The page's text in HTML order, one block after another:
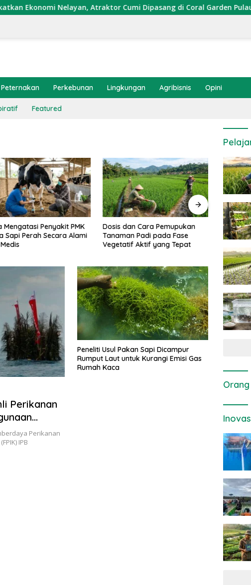
Nelayan, Atraktor Cumi Dipasang di Coral Garden Pulau
Peternakan Perkebunan Lingkungan Agribisnis Opini
Featured
Mengatasi Penyakit PMK
Sapi Perah Secara Alami
Dosis dan Cara Pemupukan
Tanaman Padi pada Fase
Vegetatif Aktif yang Tepat
Perikanan
Perikanan
IPB
Peneliti Usul Pakan Sapi Dicampur
Rumput Laut untuk Kurangi Emisi Gas
Rumah Kaca